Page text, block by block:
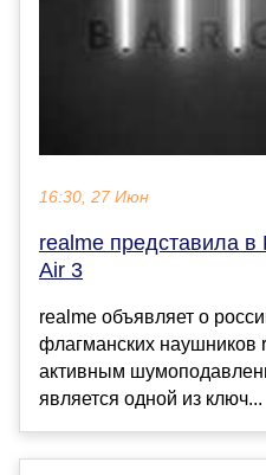
16:30, 27 Июн
realme представила
Air 3
realme объявляет о
флагманских наушников
активным
является одной из ключ...